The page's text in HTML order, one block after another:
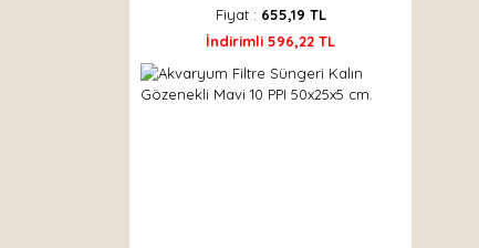
Fiyat : 655,19 TL
İndirimli 596,22 TL